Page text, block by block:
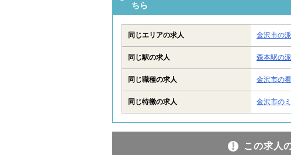
ちら
同じエリアの求人 金沢市の
同じ駅の求人 森本駅の
同じ職種の求人 金沢市の
同じ特徴の求人 金沢市の
この求人